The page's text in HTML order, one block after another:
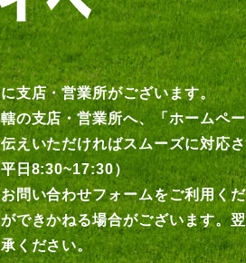
支店・営業所がございます。
の支店・営業所へ、「ホームペ
えいただければスムーズに対応
日8:30~17:30）
問い合わせフォームをご利用く
できかねる場合がございます。
ください。